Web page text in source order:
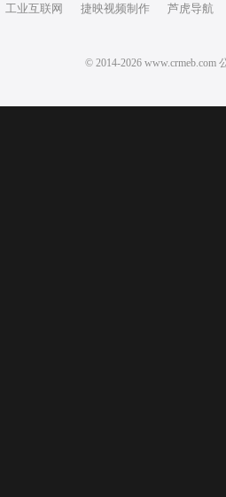
工业互联网 捷映视频制作 芦虎导航
© 2014-2026